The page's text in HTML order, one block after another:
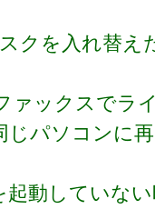
クを入れ替え
ァックスでラ
じパソコンに
起動していな